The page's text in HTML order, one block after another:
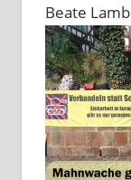
Beate